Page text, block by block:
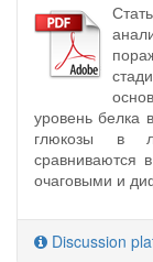
уровень белка
глюкозы в
сравниваются
очаговыми и
Discussion